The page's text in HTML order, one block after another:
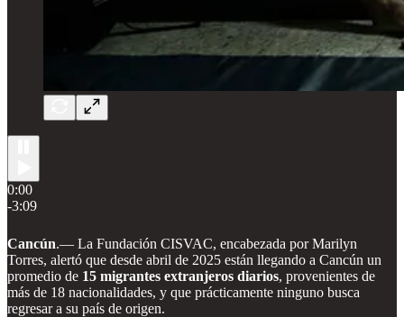
0:00
-3:09
Cancún.— La Fundación CISVAC, encabezada por Marilyn
Torres, alertó que desde abril de 2025 están llegando a Cancún un
promedio de 15 migrantes extranjeros diarios, provenientes de
más de 18 nacionalidades, y que prácticamente ninguno busca
regresar a su país de origen.